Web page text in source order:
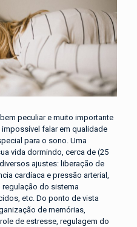
peculiar e muito importante
falar em qualidade
para o sono. Uma
vida dormindo, cerca de (25
ajustes: liberação de
cardíaca e pressão arterial,
do sistema
etc. Do ponto de vista
de memórias,
de estresse, regulagem do